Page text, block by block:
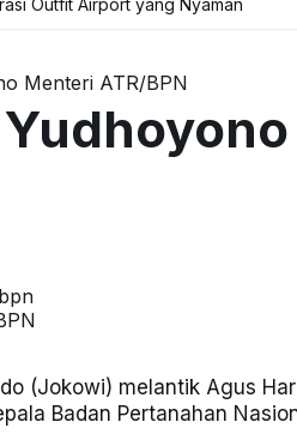
Outfit Airport yang Nyaman
Menteri ATR/BPN
(Jokowi) melantik Agus
Badan Pertanahan